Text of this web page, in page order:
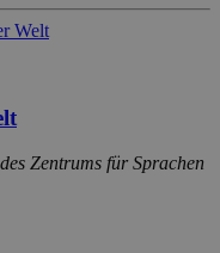
Zentrums für Sprachen